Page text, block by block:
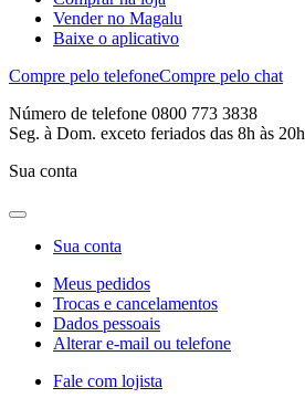
Vender no Magalu
Baixe o aplicativo
Compre pelo telefoneCompre pelo chat
Número de telefone 0800 773 3838
Seg. à Dom. exceto feriados das 8h às 20h
Sua conta
Sua conta
Meus pedidos
Trocas e cancelamentos
Dados pessoais
Alterar e-mail ou telefone
Fale com lojista